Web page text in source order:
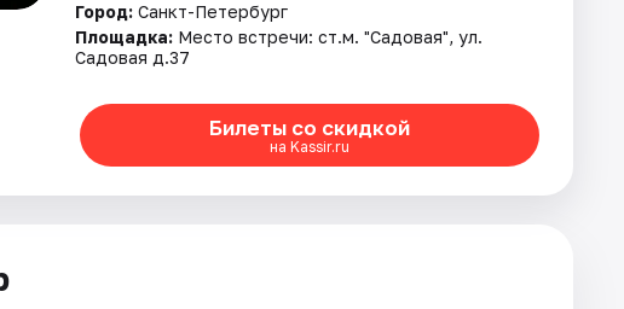
Город: Санкт-Петербург
Площадка: Место встречи: ст.м. "Садовая", ул.
Садовая д.37
Билеты со скидкой
на Kassir.ru